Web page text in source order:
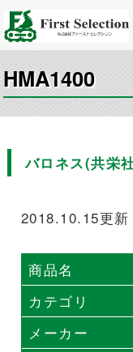
HMA1400
バロネス(共栄
2018.10.15更新
商品名
カテゴリ
メーカー